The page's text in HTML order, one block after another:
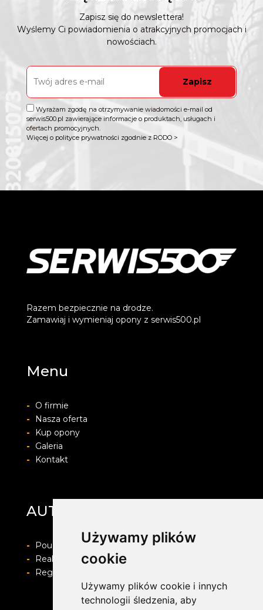
Używamy plików
cookie
Używamy plików cookie i innych
technologii śledzenia, aby
Zapisz się do newslettera!
Wyślemy Ci powiadomienia o atrakcyjnych promocjach i
nowościach.
Zapisz
Wyrażam zgodę na otrzymywanie wiadomości e-mail od
serwis500.pl zawierające informacje o produktach, usługach i
ofertach promocyjnych.
Więcej o polityce prywatności zgodnie z RODO >
Razem bezpiecznie na drodze.
Zamawiaj i wymieniaj opony z serwis500.pl
Menu
-
O firmie
-
Nasza oferta
-
Kup opony
-
Galeria
-
Kontakt
AUTO-PROTECT
-
Pouczenie o prawie do odstapienia od umowy
-
Realizacja zamówienia i formy płatności
-
Regulamin i Polityka prywatności